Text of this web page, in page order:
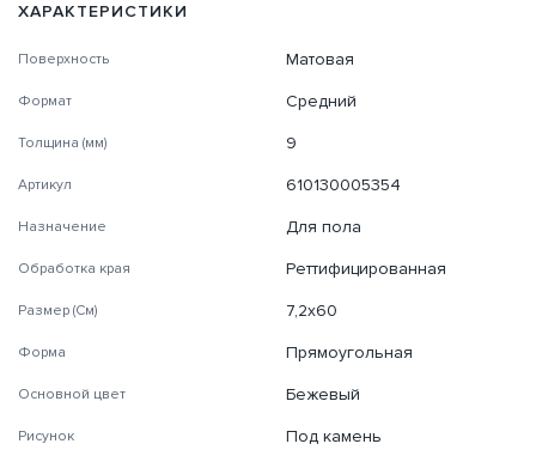
ХАРАКТЕРИСТИКИ
Поверхность Матовая
Формат Средний
Толщина (мм) 9
Артикул 610130005354
Назначение Для пола
Обработка края Реттифицированная
Размер (См) 7,2x60
Форма Прямоугольная
Основной цвет Бежевый
Рисунок Под камень